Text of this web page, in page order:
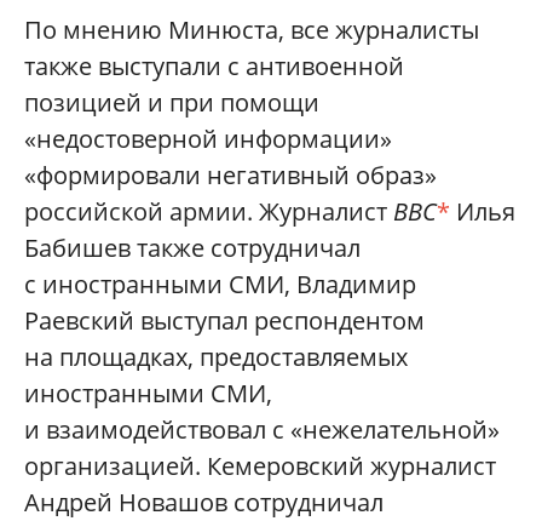
По мнению Минюста, все журналисты
также выступали с антивоенной
позицией и при помощи
«недостоверной информации»
«формировали негативный образ»
российской армии. Журналист BBC* Илья
Бабишев также сотрудничал
с иностранными СМИ, Владимир
Раевский выступал респондентом
на площадках, предоставляемых
иностранными СМИ,
и взаимодействовал с «нежелательной»
организацией. Кемеровский журналист
Андрей Новашов сотрудничал